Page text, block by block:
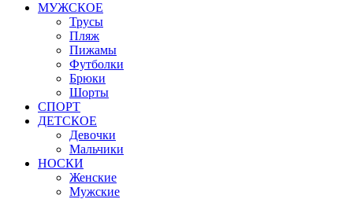
МУЖСКОЕ
Трусы
Пляж
Пижамы
Футболки
Брюки
Шорты
СПОРТ
ДЕТСКОЕ
Девочки
Мальчики
НОСКИ
Женские
Мужские